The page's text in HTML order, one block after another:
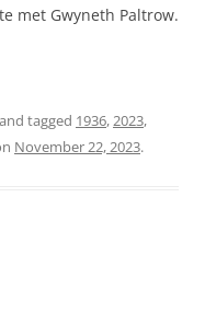
met Gwyneth Paltrow.
and tagged 1936,2023,
November 22, 2023.